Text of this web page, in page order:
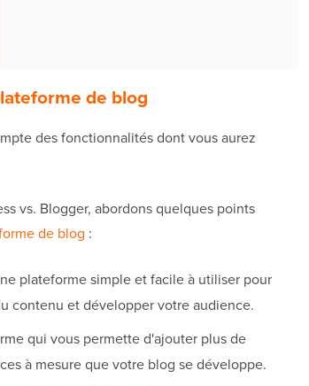
de blog
des fonctionnalités dont vous aurez
vs. Blogger, abordons quelques points
de blog :
plateforme simple et facile à utiliser pour
contenu et développer votre audience.
qui vous permette d'ajouter plus de
à mesure que votre blog se développe.